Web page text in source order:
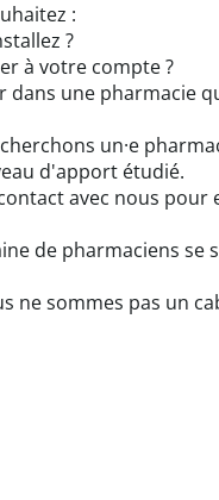
:
?
à votre compte ?
dans une pharmacie
un·e
d'apport étudié.
avec nous pour
de pharmaciens se
ne sommes pas un